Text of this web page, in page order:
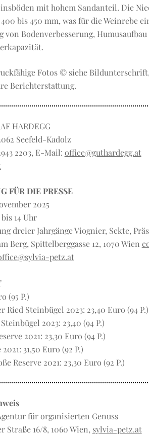
mit hohem Sandanteil. Die
bis 450 mm, was für die Weinrebe
von Bodenverbesserung,
Fotos © siehe
Berichterstattung.
HARDEGG
Seefeld-Kadolz
2203, E-Mail: office@guthardegg.at
FÜR DIE PRESSE
2025
bis 14 Uhr
dreier Jahrgänge Viognier, Sekte,
Berg, Spittelberggasse 12, 1070 Wien
petz.at
(95 P.)
Ried Steinbügel 2023: 23,40 Euro (94 P.)
2023: 23,40 (94 P.)
2021: 23,30 Euro (94 P.)
31,50 Euro (92 P.)
Reserve 2021: 23,30 Euro (92 P.)
für organisierten Genuss
Straße 16/8, 1060 Wien, sylvia-petz.at